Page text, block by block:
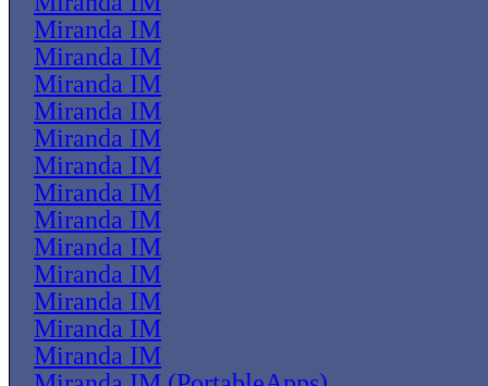
Miranda IM
Miranda IM
Miranda IM
Miranda IM
Miranda IM
Miranda IM
Miranda IM
Miranda IM
Miranda IM
Miranda IM
Miranda IM
Miranda IM
Miranda IM